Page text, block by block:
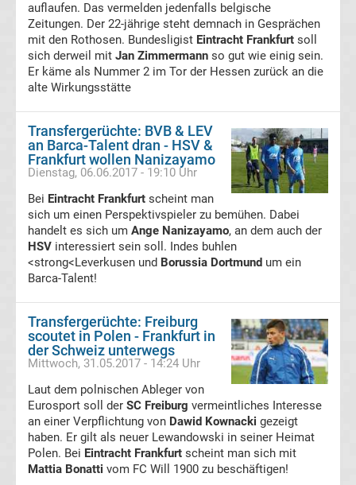
Hamburger
SV
Hannover
96
Transfergerüchte
Hertha
Transfergerüchte
Kiel
Transfergerüchte
auflaufen. Das vermelden jedenfalls belgische
Zeitungen. Der 22-jährige steht demnach in Gesprächen
mit den Rothosen. Bundesligist Eintracht Frankfurt soll
sich derweil mit Jan Zimmermann so gut wie einig sein.
Er käme als Nummer 2 im Tor der Hessen zurück an die
alte Wirkungsstätte
Transfergerüchte: BVB & LEV
an Barca-Talent dran - HSV &
Frankfurt wollen Nanizayamo
Dienstag, 06.06.2017 - 19:10 Uhr
Bei Eintracht Frankfurt scheint man
sich um einen Perspektivspieler zu bemühen. Dabei
handelt es sich um Ange Nanizayamo, an dem auch der
HSV interessiert sein soll. Indes buhlen
<strong<Leverkusen und Borussia Dortmund um ein
Barca-Talent!
Transfergerüchte: Freiburg
scoutet in Polen - Frankfurt in
der Schweiz unterwegs
Mittwoch, 31.05.2017 - 14:24 Uhr
Laut dem polnischen Ableger von
Eurosport soll der SC Freiburg vermeintliches Interesse
an einer Verpflichtung von Dawid Kownacki gezeigt
haben. Er gilt als neuer Lewandowski in seiner Heimat
Polen. Bei Eintracht Frankfurt scheint man sich mit
Mattia Bonatti vom FC Will 1900 zu beschäftigen!